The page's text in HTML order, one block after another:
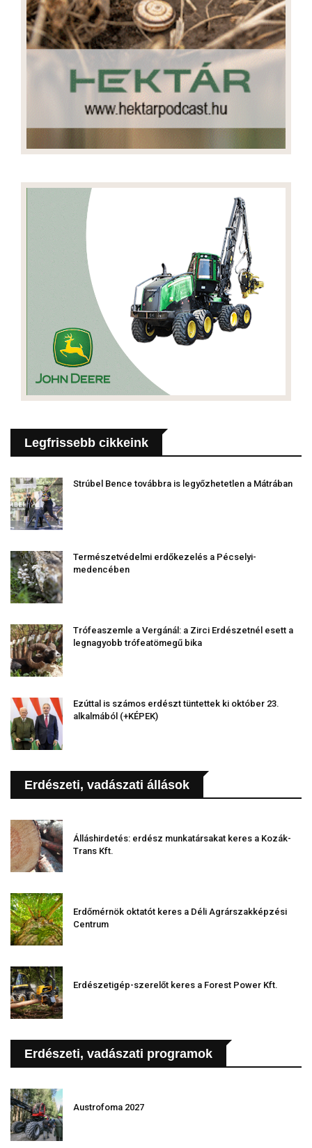
Legfrissebb cikkeink
Strúbel Bence továbbra is legyőzhetetlen a Mátrában
Természetvédelmi erdőkezelés a Pécselyi-
medencében
Trófeaszemle a Vergánál: a Zirci Erdészetnél esett a
legnagyobb trófeatömegű bika
Ezúttal is számos erdészt tüntettek ki október 23.
alkalmából (+KÉPEK)
Erdészeti, vadászati állások
Álláshirdetés: erdész munkatársakat keres a Kozák-
Trans Kft.
Erdőmérnök oktatót keres a Déli Agrárszakképzési
Centrum
Erdészetigép-szerelőt keres a Forest Power Kft.
Erdészeti, vadászati programok
Austrofoma 2027